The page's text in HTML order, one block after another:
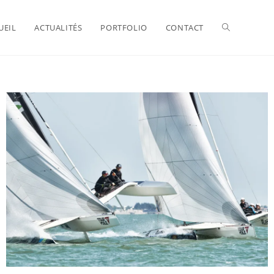
ACTUALITÉS PORTFOLIO CONTACT